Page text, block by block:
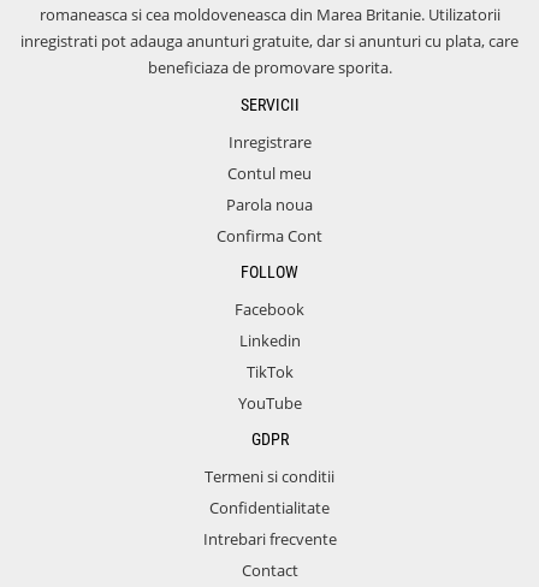
romaneasca si cea moldoveneasca din Marea Britanie. Utilizatorii
inregistrati pot adauga anunturi gratuite, dar si anunturi cu plata, care
beneficiaza de promovare sporita.
SERVICII
Inregistrare
Contul meu
Parola noua
Confirma Cont
FOLLOW
Facebook
Linkedin
TikTok
YouTube
GDPR
Termeni si conditii
Confidentialitate
Intrebari frecvente
Contact